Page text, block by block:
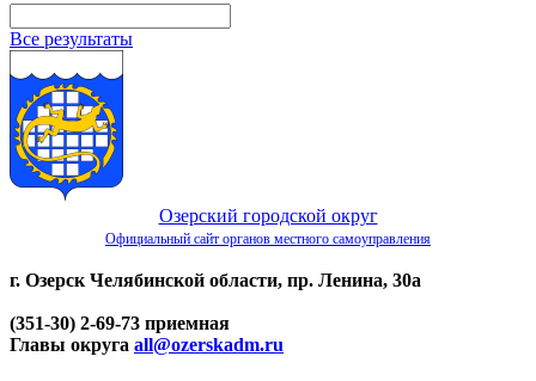
Все результаты
Озерский городской округ
Официальный сайт органов местного самоуправления
г. Озерск Челябинской области, пр. Ленина, 30а
(351-30) 2-69-73 приемная
Главы округа all@ozerskadm.ru